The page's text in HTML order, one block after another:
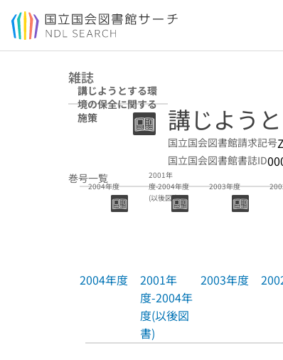
本文へ移動
雑誌
講じようとする環
境の保全に関する
施策
講じよう
国立国会図書館請求記号
国立国会図書館書誌ID
巻号一覧
2004年度
2004年度
2001年
度-2004年度
(以後図書)
2001年
度-2004年
度(以後図
書)
2003年度
2003年度